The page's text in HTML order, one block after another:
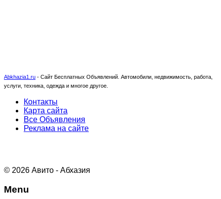
Abkhazia1.ru - Сайт Бесплатных Объявлений. Автомобили, недвижимость, работа,
услуги, техника, одежда и многое другое.
Контакты
Карта сайта
Все Объявления
Реклама на сайте
© 2026 Авито - Абхазия
Menu